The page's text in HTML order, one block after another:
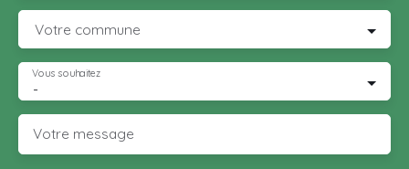
Votre commune
-
Vous souhaitez
Votre message